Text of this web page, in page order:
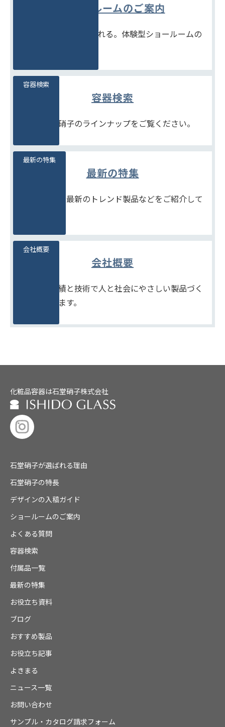
ショールームのご案内
見て、触れて、比べられる。体験型ショールームの
容器検索
豊富な石堂硝子のラインナップをご覧ください。
容器検索
最新の特集
季節商品や、最新のトレンド製品などをご紹介して
最新の特集
会社概要
たしかな実績と技術で人と社会にやさしい製品づく
りをめざします。
会社概要
化粧品容器は石堂硝子株式会社
石堂硝子が選ばれる理由
石堂硝子の特長
デザインの入稿ガイド
ショールームのご案内
よくある質問
容器検索
付属品一覧
最新の特集
お役立ち資料
ブログ
おすすめ製品
お役立ち記事
よきまる
ニュース一覧
お問い合わせ
サンプル・カタログ請求フォーム